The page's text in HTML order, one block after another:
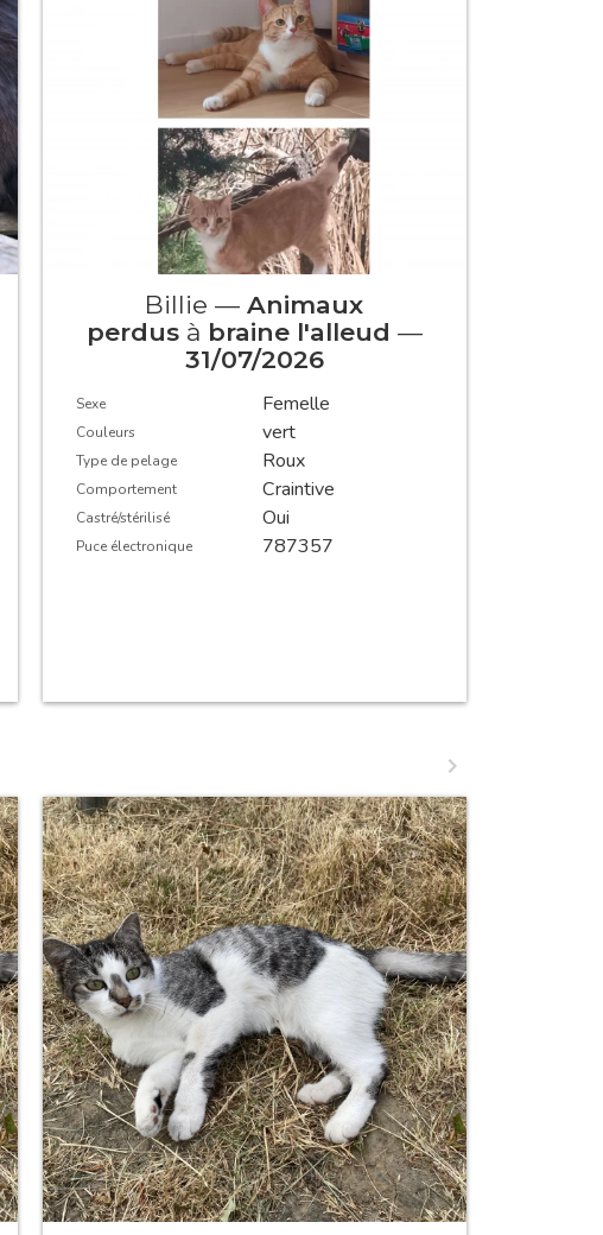
Billie —Animaux
perdusà braine l'alleud —
31/07/2026
Sexe Femelle
Couleurs vert
Type de pelage Roux
Comportement Craintive
Castré/stérilisé Oui
Puce électronique 787357